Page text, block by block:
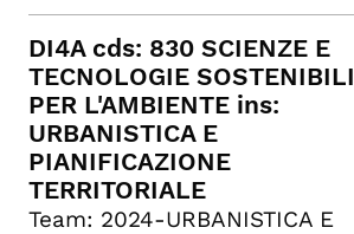
DI4A cds: 830 SCIENZE E
TECNOLOGIE SOSTENIBILI
PER L'AMBIENTE ins:
URBANISTICA E
PIANIFICAZIONE
TERRITORIALE
Team: 2024-URBANISTICA E